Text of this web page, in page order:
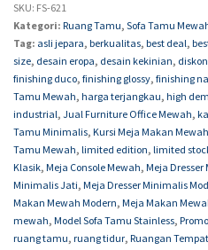
SKU: FS-621
Kategori: Ruang Tamu, Sofa Tamu
Tag: asli jepara, berkualitas, best deal,
size, desain eropa, desain kekinian, diskon
finishing duco, finishing glossy, finishing
Tamu Mewah, harga terjangkau, high
industrial, Jual Furniture Office Mewah,
Tamu Minimalis, Kursi Meja Makan Mewah
Tamu Mewah, limited edition, limited
Klasik, Meja Console Mewah, Meja
Minimalis Jati, Meja Dresser Minimalis
Makan Mewah Modern, Meja Makan
mewah, Model Sofa Tamu Stainless,
ruang tamu, ruang tidur, Ruangan